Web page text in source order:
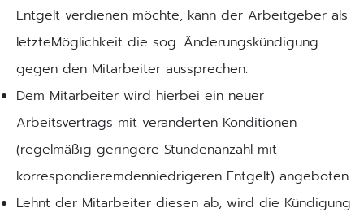
Entgelt verdienen möchte, kann der Arbeitgeber als
letzteMöglichkeit die sog. Änderungskündigung
gegen den Mitarbeiter aussprechen.
Dem Mitarbeiter wird hierbei ein neuer
Arbeitsvertrags mit veränderten Konditionen
(regelmäßig geringere Stundenanzahl mit
korrespondieremdenniedrigeren Entgelt) angeboten.
Lehnt der Mitarbeiter diesen ab, wird die Kündigung